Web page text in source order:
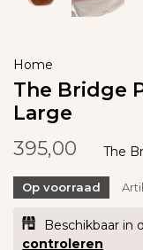
Home
The Bridge
Large
395,00
The
Op voorraad
Beschikbaar in
controleren